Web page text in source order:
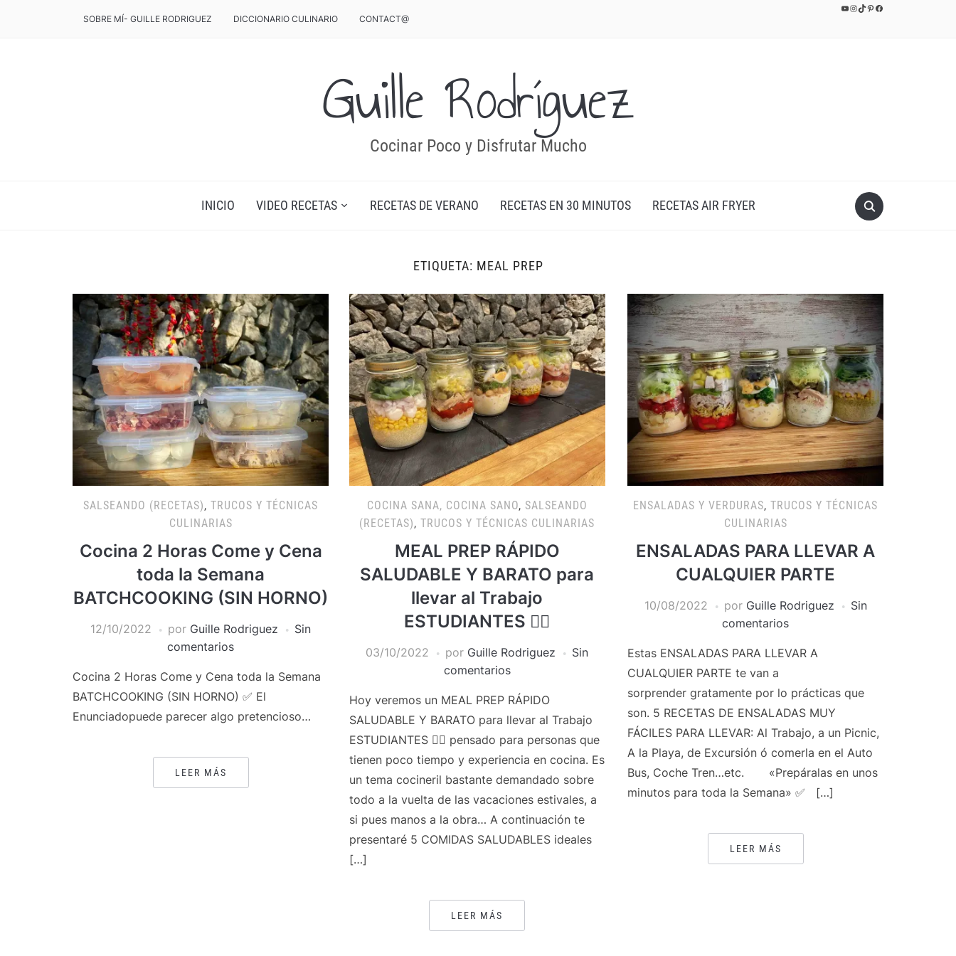
YouTube
Instagram
TikTok
Pinterest
Facebook
SOBRE MÍ- GUILLE RODRIGUEZ DICCIONARIO CULINARIO CONTACT@
Guille Rodríguez
Cocinar Poco y Disfrutar Mucho
INICIO VIDEO RECETAS RECETAS DE VERANO RECETAS EN 30 MINUTOS RECETAS AIR FRYER
ETIQUETA: MEAL PREP
SALSEANDO (RECETAS), TRUCOS Y TÉCNICAS
CULINARIAS
Cocina 2 Horas Come y Cena
toda la Semana
BATCHCOOKING (SIN HORNO)
12/10/2022 por Guille Rodriguez
Sin
comentarios
Cocina 2 Horas Come y Cena toda la Semana
BATCHCOOKING (SIN HORNO) ✅ El
Enunciadopuede parecer algo pretencioso…
LEER MÁS
COCINA SANA, COCINA SANO, SALSEANDO
(RECETAS),TRUCOS Y TÉCNICAS CULINARIAS
MEAL PREP RÁPIDO
SALUDABLE Y BARATO para
llevar al Trabajo
ESTUDIANTES 👍🏻
03/10/2022 por Guille Rodriguez
Sin
comentarios
Hoy veremos un MEAL PREP RÁPIDO
SALUDABLE Y BARATO para llevar al Trabajo
ESTUDIANTES 👍🏻 pensado para personas que
tienen poco tiempo y experiencia en cocina. Es
un tema cocineril bastante demandado sobre
todo a la vuelta de las vacaciones estivales, a
si pues manos a la obra… A continuación te
presentaré 5 COMIDAS SALUDABLES ideales
[…]
LEER MÁS
ENSALADAS Y VERDURAS, TRUCOS Y TÉCNICAS
CULINARIAS
ENSALADAS PARA LLEVAR A
CUALQUIER PARTE
10/08/2022 por Guille Rodriguez
Sin
comentarios
Estas ENSALADAS PARA LLEVAR A
CUALQUIER PARTE te van a
sorprender gratamente por lo prácticas que
son. 5 RECETAS DE ENSALADAS MUY
FÁCILES PARA LLEVAR: Al Trabajo, a un Picnic,
A la Playa, de Excursión ó comerla en el Auto
Bus, Coche Tren…etc. «Prepáralas en unos
minutos para toda la Semana» ✅ […]
LEER MÁS